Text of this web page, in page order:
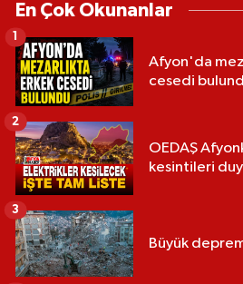
En Çok Okunanlar
Afyon'da
cesedi
1
OEDAŞ
kesintileri
2
Büyük
3